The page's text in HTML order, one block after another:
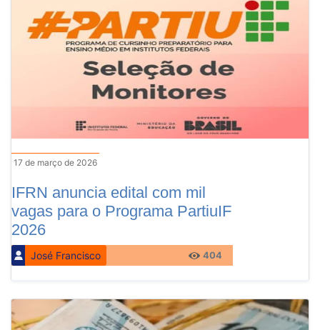
17 de março de 2026
IFRN anuncia edital com mil
vagas para o Programa PartiuIF
2026
José Francisco 404